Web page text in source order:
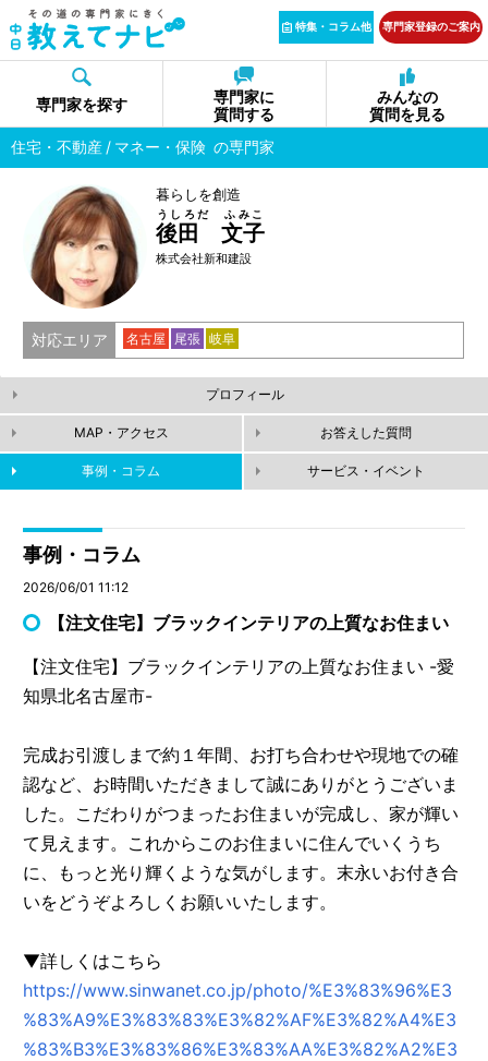
特集・コラム他 専門家登録のご案内
専門家を探す
専門家に
質問する
みんなの
質問を見る
住宅・不動産
マネー・保険 の専門家
暮らしを創造
後田 文子
うしろだ ふみこ
株式会社新和建設
対応エリア 名古屋 尾張 岐阜
プロフィール
MAP・アクセス お答えした質問
事例・コラム サービス・イベント
事例・コラム
2026/06/01 11:12
【注文住宅】ブラックインテリアの上質なお住まい
【注文住宅】ブラックインテリアの上質なお住まい -愛
知県北名古屋市-
完成お引渡しまで約１年間、お打ち合わせや現地での確
認など、お時間いただきまして誠にありがとうございま
した。こだわりがつまったお住まいが完成し、家が輝い
て見えます。これからこのお住まいに住んでいくうち
に、もっと光り輝くような気がします。末永いお付き合
いをどうぞよろしくお願いいたします。
▼詳しくはこちら
https://www.sinwanet.co.jp/photo/%E3%83%96%E3
%83%A9%E3%83%83%E3%82%AF%E3%82%A4%E3
%83%B3%E3%83%86%E3%83%AA%E3%82%A2%E3